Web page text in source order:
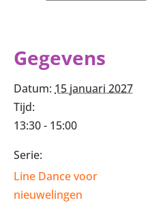
Gegevens
Datum: 15 januari 2027
Tijd:
13:30 - 15:00
Serie:
Line Dance voor
nieuwelingen